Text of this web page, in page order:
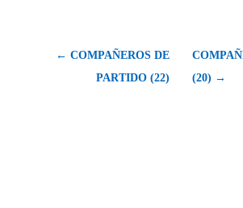
← COMPAÑEROS DE
PARTIDO (22)
(20) →